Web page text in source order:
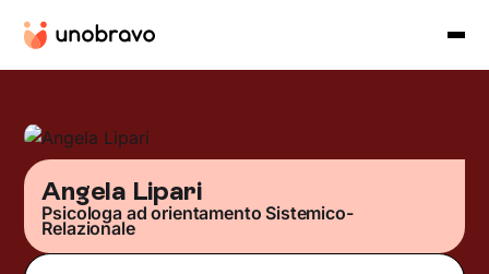
Angela Lipari
Psicologa ad orientamento Sistemico-
Relazionale